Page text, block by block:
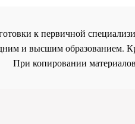
к первичной
и высшим образованием.
При копировании